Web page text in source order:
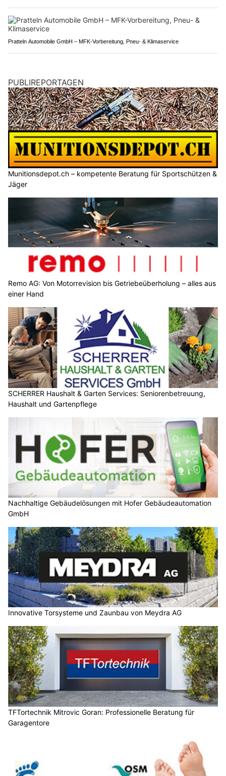
Pratteln Automobile GmbH – MFK-Vorbereitung, Pneu- & Klimaservice
PUBLIREPORTAGEN
Munitionsdepot.ch – kompetente Beratung für Sportschützen &
Jäger
Remo AG: Von Motorrevision bis Getriebeüberholung – alles aus
einer Hand
SCHERRER Haushalt & Garten Services: Seniorenbetreuung,
Haushalt und Gartenpflege
Nachhaltige Gebäudelösungen mit Hofer Gebäudeautomation
GmbH
Innovative Torsysteme und Zaunbau von Meydra AG
TFTortechnik Mitrovic Goran: Professionelle Beratung für
Garagentore